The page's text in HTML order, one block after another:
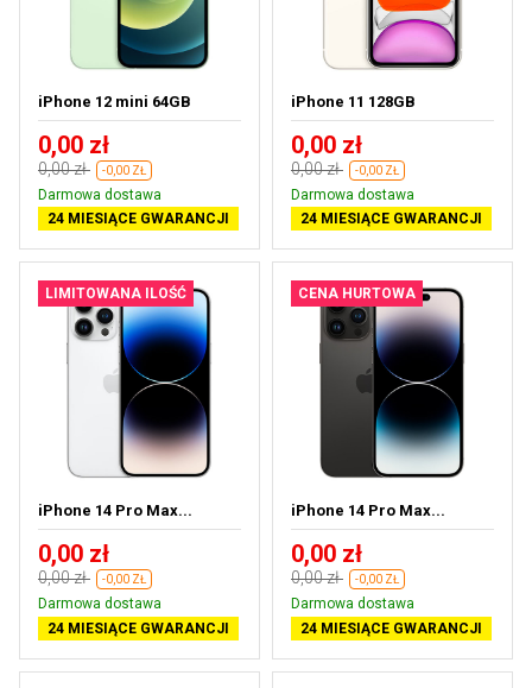
iPhone 12 mini 64GB
0,00 zł
0,00 zł -0,00 ZŁ
Darmowa dostawa
24 MIESIĄCE GWARANCJI
iPhone 11 128GB
0,00 zł
0,00 zł -0,00 ZŁ
Darmowa dostawa
24 MIESIĄCE GWARANCJI
LIMITOWANA ILOŚĆ
iPhone 14 Pro Max...
0,00 zł
0,00 zł -0,00 ZŁ
Darmowa dostawa
24 MIESIĄCE GWARANCJI
CENA HURTOWA
iPhone 14 Pro Max...
0,00 zł
0,00 zł -0,00 ZŁ
Darmowa dostawa
24 MIESIĄCE GWARANCJI